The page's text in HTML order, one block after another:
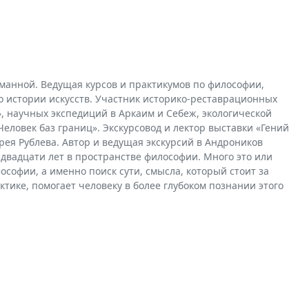
Ведущая курсов и практикумов по философии,
истории искусств. Участник историко-реставрационных
экспедиций в Аркаим и Себеж, экологической
баз границ». Экскурсовод и лектор выставки «Гений
Рублева. Автор и ведущая экскурсий в Андроников
лет в пространстве философии. Много это или
а именно поиск сути, смысла, который стоит за
помогает человеку в более глубоком познании этого